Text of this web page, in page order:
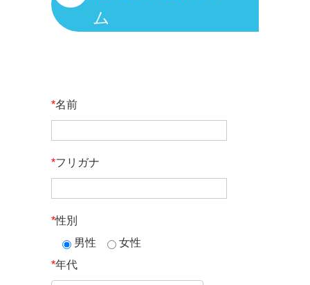
ム
*名前
*フリガナ
*性別
男性
女性
*年代